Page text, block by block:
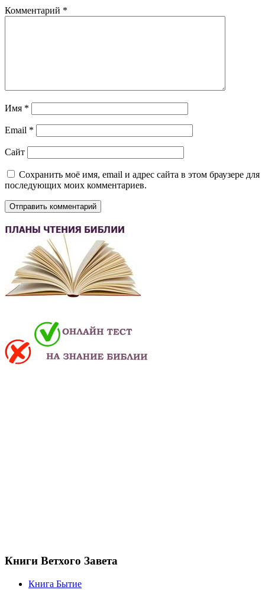
Комментарий *
Имя *
Email *
Сайт
Сохранить моё имя, email и адрес сайта в этом браузере для
последующих моих комментариев.
Книги Ветхого Завета
Книга Бытие